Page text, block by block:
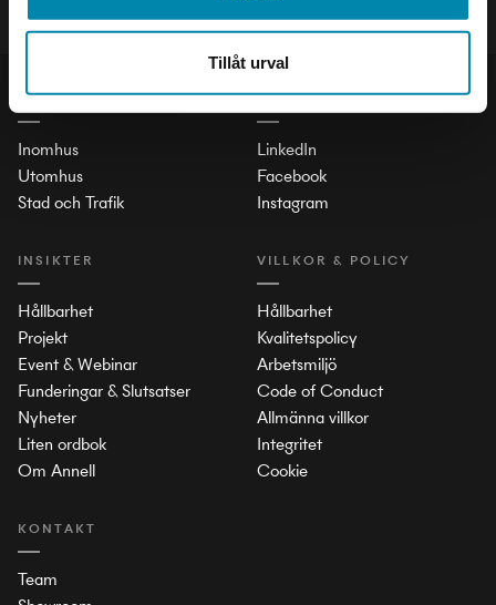
Tillåt urval
PRODUKTER
Inomhus
Utomhus
Stad och Trafik
INSIKTER
Hållbarhet
Projekt
Event & Webinar
Funderingar & Slutsatser
Nyheter
Liten ordbok
Om Annell
KONTAKT
Team
SOCIAL
LinkedIn
Facebook
Instagram
VILLKOR & POLICY
Hållbarhet
Kvalitetspolicy
Arbetsmiljö
Code of Conduct
Allmänna villkor
Integritet
Cookie